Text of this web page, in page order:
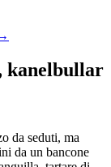
kanelbullar
da seduti, ma
da un bancone